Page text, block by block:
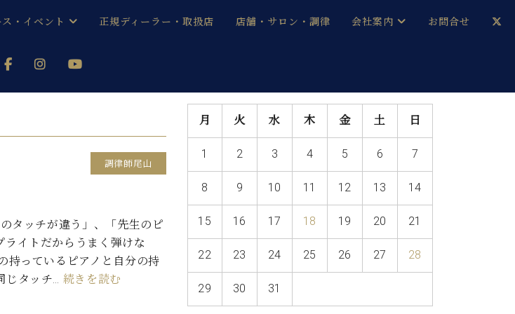
・イベント
ガ会員登録ご案内
せ・メディア情報)
正規ディーラー・取扱店 店舗・サロン・調律
本社：八王子・技術営業センター
スタッフご挨拶
技術者紹介
展示情報【ユーロピアノ特選中古】
イベント情報
八王子工房ブログ
会社案内
ベヒシュタイン・ジャパンブログ
お問合せ
調律師尾山
タッチが違う」、「先生のピ
ライトだからうまく弾けな
持っているピアノと自分の持
じタッチ… 続きを読む
月 火 水 木 金 土 日
1 2 3 4 5 6 7
8 9 10 11 12 13 14
15 16 17 18 19 20 21
22 23 24 25 26 27 28
29 30 31